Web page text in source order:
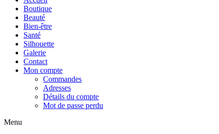
Boutique
Beauté
Bien-être
Santé
Silhouette
Galerie
Contact
Mon compte
Commandes
Adresses
Détails du compte
Mot de passe perdu
Menu